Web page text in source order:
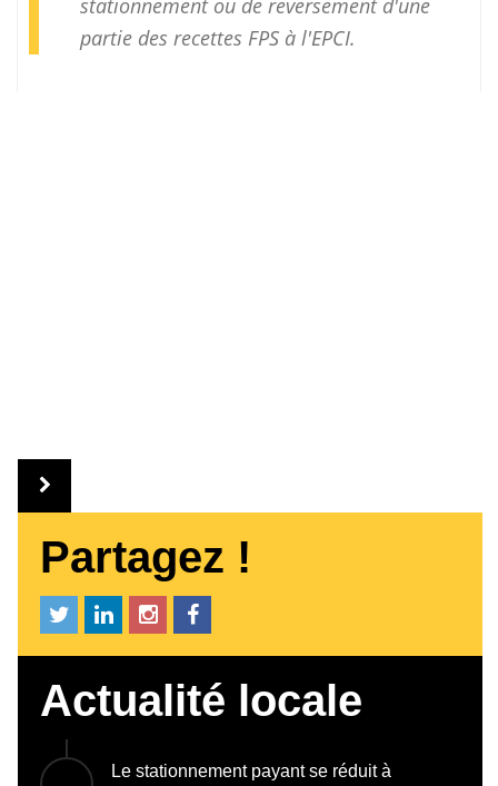
stationnement ou de reversement d'une
partie des recettes FPS à l'EPCI.
Partagez !
Actualité locale
Le stationnement payant se réduit à